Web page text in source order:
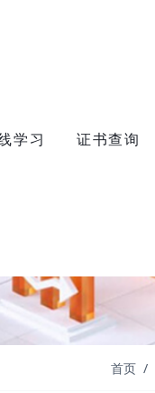
学习 证书查询
首页